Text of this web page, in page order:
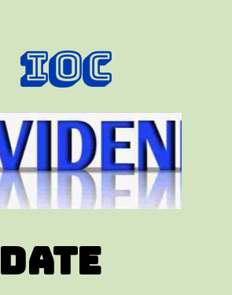
IOC
Date